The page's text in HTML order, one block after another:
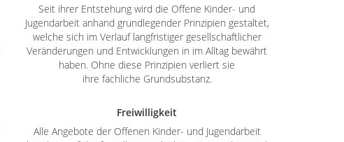
Seit ihrer Entstehung wird die Offene Kinder- und
Jugendarbeit anhand grundlegender Prinzipien gestaltet,
welche sich im Verlauf langfristiger gesellschaftlicher
Veränderungen und Entwicklungen in im Alltag bewährt
haben. Ohne diese Prinzipien verliert sie
ihre fachliche Grundsubstanz.
Freiwilligkeit
Alle Angebote der Offenen Kinder- und Jugendarbeit